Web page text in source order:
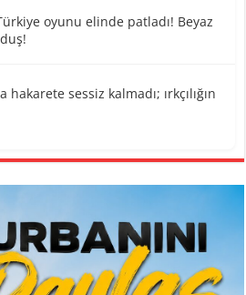
oyunu elinde patladı! Beyaz
hakarete sessiz kalmadı; ırkçılığın